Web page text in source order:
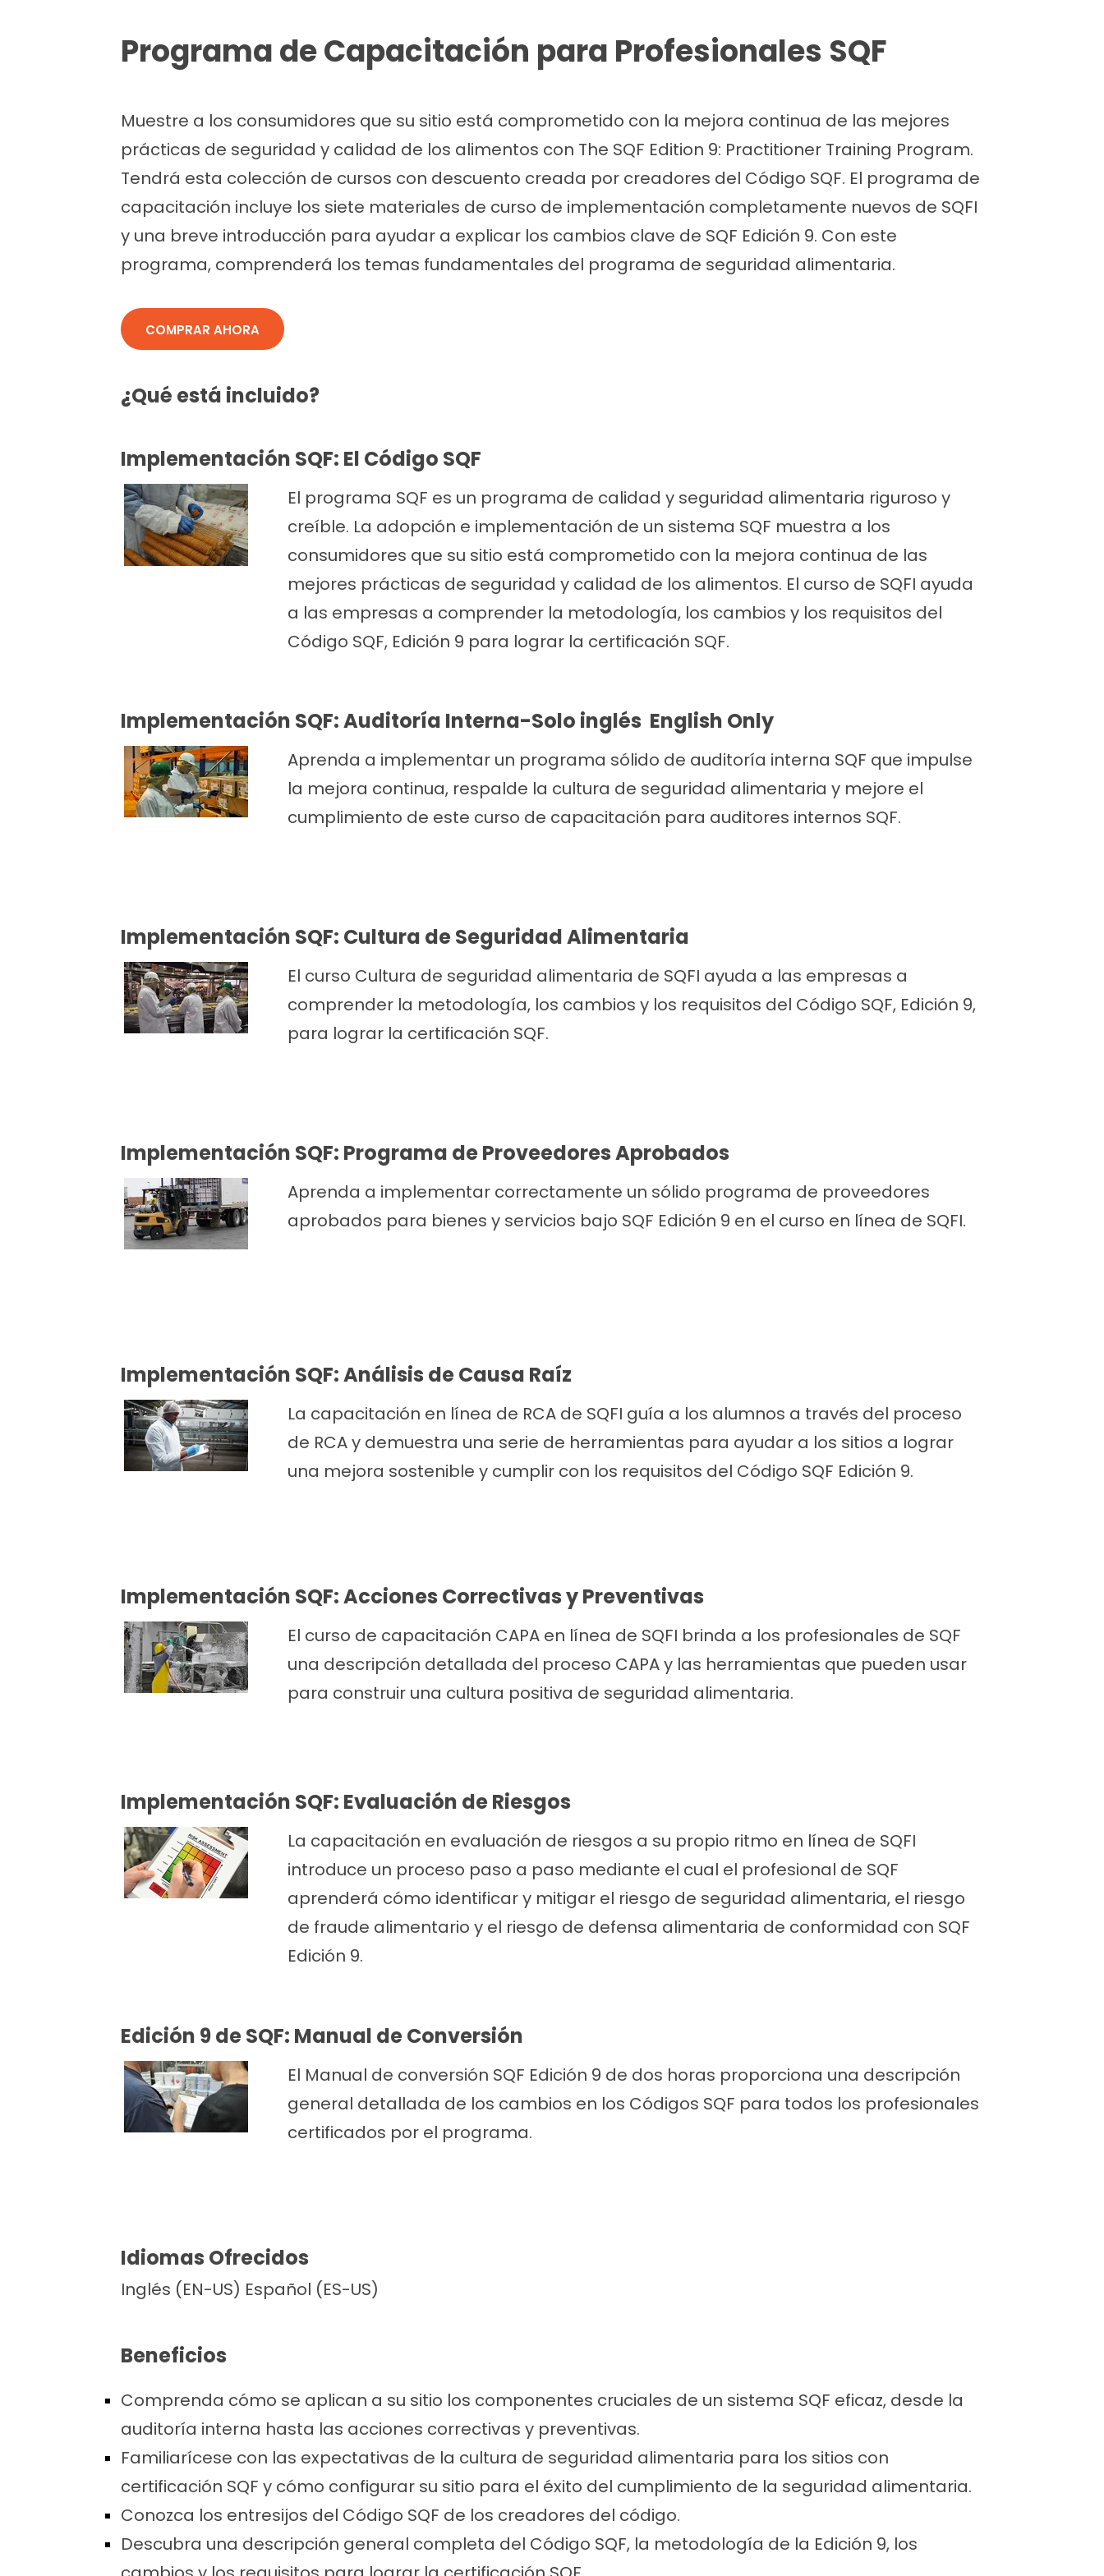
Programa de Capacitación para Profesionales SQF
Muestre a los consumidores que su sitio está comprometido con la mejora continua de las mejores
prácticas de seguridad y calidad de los alimentos con The SQF Edition 9: Practitioner Training Program.
Tendrá esta colección de cursos con descuento creada por creadores del Código SQF. El programa de
capacitación incluye los siete materiales de curso de implementación completamente nuevos de SQFI
y una breve introducción para ayudar a explicar los cambios clave de SQF Edición 9. Con este
programa, comprenderá los temas fundamentales del programa de seguridad alimentaria.
COMPRAR AHORA
¿Qué está incluido?
Implementación SQF: El Código SQF
El programa SQF es un programa de calidad y seguridad alimentaria riguroso y
creíble. La adopción e implementación de un sistema SQF muestra a los
consumidores que su sitio está comprometido con la mejora continua de las
mejores prácticas de seguridad y calidad de los alimentos. El curso de SQFI ayuda
a las empresas a comprender la metodología, los cambios y los requisitos del
Código SQF, Edición 9 para lograr la certificación SQF.
Implementación SQF: Auditoría Interna-Solo inglés English Only
Aprenda a implementar un programa sólido de auditoría interna SQF que impulse
la mejora continua, respalde la cultura de seguridad alimentaria y mejore el
cumplimiento de este curso de capacitación para auditores internos SQF.
Implementación SQF: Cultura de Seguridad Alimentaria
El curso Cultura de seguridad alimentaria de SQFI ayuda a las empresas a
comprender la metodología, los cambios y los requisitos del Código SQF, Edición 9,
para lograr la certificación SQF.
Implementación SQF: Programa de Proveedores Aprobados
Aprenda a implementar correctamente un sólido programa de proveedores
aprobados para bienes y servicios bajo SQF Edición 9 en el curso en línea de SQFI.
Implementación SQF: Análisis de Causa Raíz
La capacitación en línea de RCA de SQFI guía a los alumnos a través del proceso
de RCA y demuestra una serie de herramientas para ayudar a los sitios a lograr
una mejora sostenible y cumplir con los requisitos del Código SQF Edición 9.
Implementación SQF: Acciones Correctivas y Preventivas
El curso de capacitación CAPA en línea de SQFI brinda a los profesionales de SQF
una descripción detallada del proceso CAPA y las herramientas que pueden usar
para construir una cultura positiva de seguridad alimentaria.
Implementación SQF: Evaluación de Riesgos
La capacitación en evaluación de riesgos a su propio ritmo en línea de SQFI
introduce un proceso paso a paso mediante el cual el profesional de SQF
aprenderá cómo identificar y mitigar el riesgo de seguridad alimentaria, el riesgo
de fraude alimentario y el riesgo de defensa alimentaria de conformidad con SQF
Edición 9.
Edición 9 de SQF: Manual de Conversión
El Manual de conversión SQF Edición 9 de dos horas proporciona una descripción
general detallada de los cambios en los Códigos SQF para todos los profesionales
certificados por el programa.
Idiomas Ofrecidos
Inglés (EN-US) Español (ES-US)
Beneficios
Comprenda cómo se aplican a su sitio los componentes cruciales de un sistema SQF eficaz, desde la
auditoría interna hasta las acciones correctivas y preventivas.
Familiarícese con las expectativas de la cultura de seguridad alimentaria para los sitios con
certificación SQF y cómo configurar su sitio para el éxito del cumplimiento de la seguridad alimentaria.
Conozca los entresijos del Código SQF de los creadores del código.
Descubra una descripción general completa del Código SQF, la metodología de la Edición 9, los